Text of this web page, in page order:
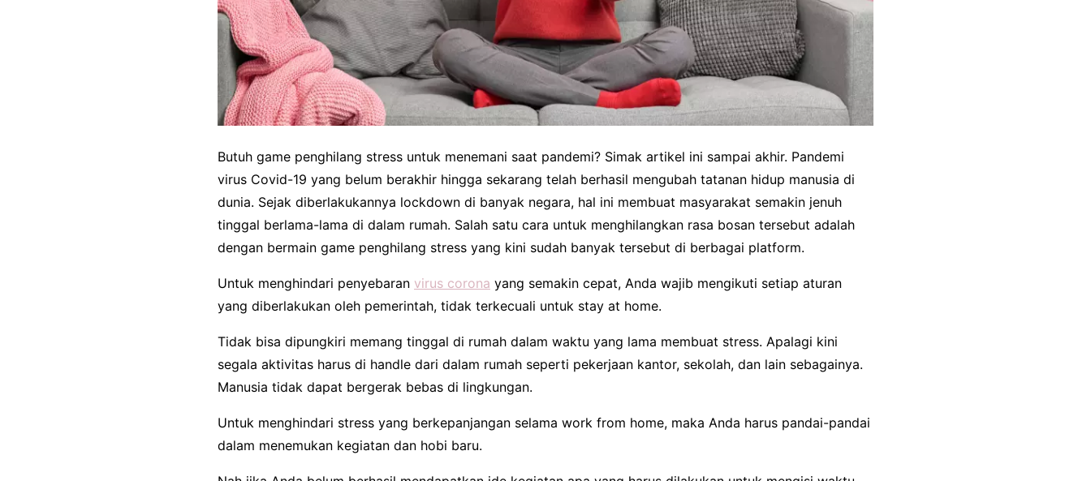
Butuh game penghilang stress untuk menemani saat pandemi? Simak artikel ini sampai akhir. Pandemi
virus Covid-19 yang belum berakhir hingga sekarang telah berhasil mengubah tatanan hidup manusia di
dunia. Sejak diberlakukannya lockdown di banyak negara, hal ini membuat masyarakat semakin jenuh
tinggal berlama-lama di dalam rumah. Salah satu cara untuk menghilangkan rasa bosan tersebut adalah
dengan bermain game penghilang stress yang kini sudah banyak tersebut di berbagai platform.
Untuk menghindari penyebaran virus corona yang semakin cepat, Anda wajib mengikuti setiap aturan
yang diberlakukan oleh pemerintah, tidak terkecuali untuk stay at home.
Tidak bisa dipungkiri memang tinggal di rumah dalam waktu yang lama membuat stress. Apalagi kini
segala aktivitas harus di handle dari dalam rumah seperti pekerjaan kantor, sekolah, dan lain sebagainya.
Manusia tidak dapat bergerak bebas di lingkungan.
Untuk menghindari stress yang berkepanjangan selama work from home, maka Anda harus pandai-pandai
dalam menemukan kegiatan dan hobi baru.